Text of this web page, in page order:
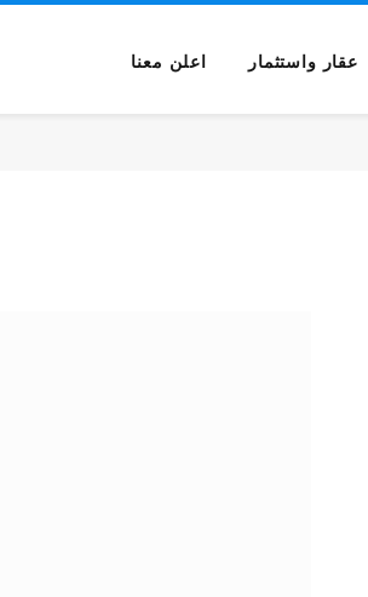
عقار واستثمار اعلن معنا